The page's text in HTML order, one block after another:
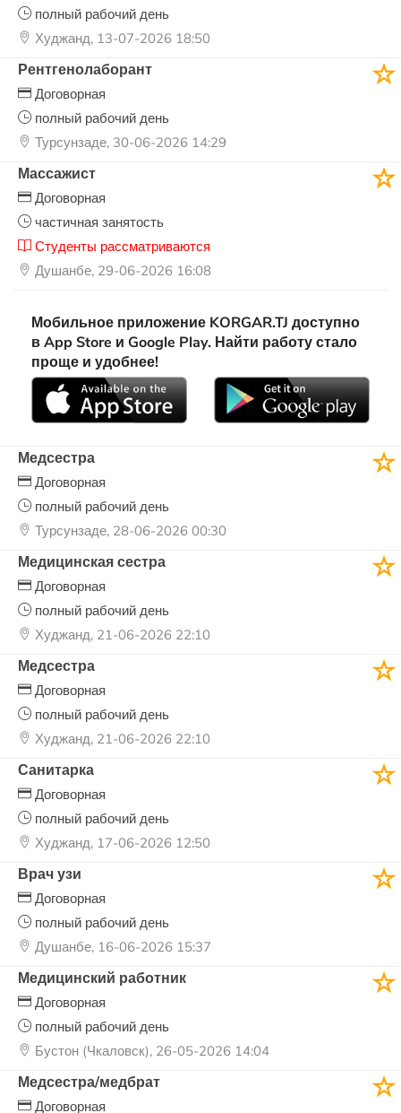
полный рабочий день
Худжанд, 13-07-2026 18:50
Рентгенолаборант
Договорная
полный рабочий день
Турсунзаде, 30-06-2026 14:29
Массажист
Договорная
частичная занятость
Студенты рассматриваются
Душанбе, 29-06-2026 16:08
Мобильное приложение KORGAR.TJ доступно
в App Store и Google Play. Найти работу стало
проще и удобнее!
Медсестра
Договорная
полный рабочий день
Турсунзаде, 28-06-2026 00:30
Медицинская сестра
Договорная
полный рабочий день
Худжанд, 21-06-2026 22:10
Медсестра
Договорная
полный рабочий день
Худжанд, 21-06-2026 22:10
Санитарка
Договорная
полный рабочий день
Худжанд, 17-06-2026 12:50
Врач узи
Договорная
полный рабочий день
Душанбе, 16-06-2026 15:37
Медицинский работник
Договорная
полный рабочий день
Бустон (Чкаловск), 26-05-2026 14:04
Медсестра/медбрат
Договорная